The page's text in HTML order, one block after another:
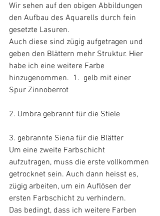
Wir sehen auf den obigen Abbildungen
den Aufbau des Aquarells durch fein
gesetzte Lasuren.
Auch diese sind zügig aufgetragen und
geben den Blättern mehr Struktur. Hier
habe ich eine weitere Farbe
hinzugenommen.  1.  gelb mit einer
Spur Zinnoberrot
2. Umbra gebrannt für die Stiele
3. gebrannte Siena für die Blätter
Um eine zweite Farbschicht
aufzutragen, muss die erste vollkommen
getrocknet sein. Auch dann heisst es,
zügig arbeiten, um ein Auflösen der
ersten Farbschicht zu verhindern.
Das bedingt, dass ich weitere Farben